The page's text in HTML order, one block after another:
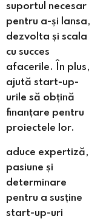
suportul necesar
pentru a-și lansa,
dezvolta și scala
cu succes
afacerile. În plus,
ajută start-up-
urile să obțină
finanțare pentru
proiectele lor.
aduce expertiză,
pasiune și
determinare
pentru a susține
start-up-uri